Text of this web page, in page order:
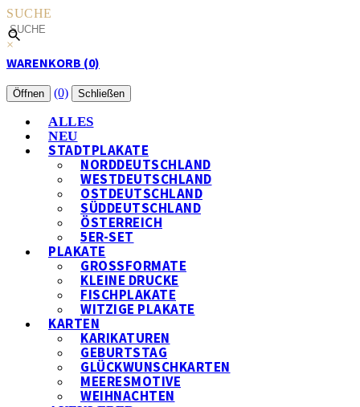
SUCHE
×
WARENKORB (0)
Öffnen (0) Schließen
ALLES
NEU
STADTPLAKATE
NORDDEUTSCHLAND
WESTDEUTSCHLAND
OSTDEUTSCHLAND
SÜDDEUTSCHLAND
ÖSTERREICH
5ER-SET
PLAKATE
GROSSFORMATE
KLEINE DRUCKE
FISCHPLAKATE
WITZIGE PLAKATE
KARTEN
KARIKATUREN
GEBURTSTAG
GLÜCKWUNSCHKARTEN
MEERESMOTIVE
WEIHNACHTEN